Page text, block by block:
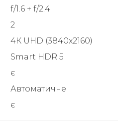
f/1.6 + f/2.4
2
4К UHD (3840x2160)
Smart HDR 5
є
Автоматичне
є